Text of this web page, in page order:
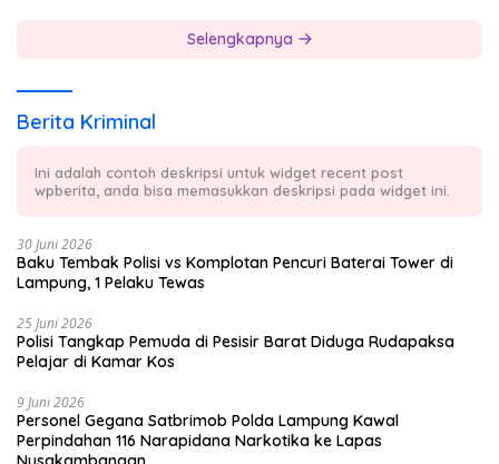
Selengkapnya
Berita Kriminal
Ini adalah contoh deskripsi untuk widget recent post
wpberita, anda bisa memasukkan deskripsi pada widget ini.
30 Juni 2026
Baku Tembak Polisi vs Komplotan Pencuri Baterai Tower di
Lampung, 1 Pelaku Tewas
25 Juni 2026
Polisi Tangkap Pemuda di Pesisir Barat Diduga Rudapaksa
Pelajar di Kamar Kos
9 Juni 2026
Personel Gegana Satbrimob Polda Lampung Kawal
Perpindahan 116 Narapidana Narkotika ke Lapas